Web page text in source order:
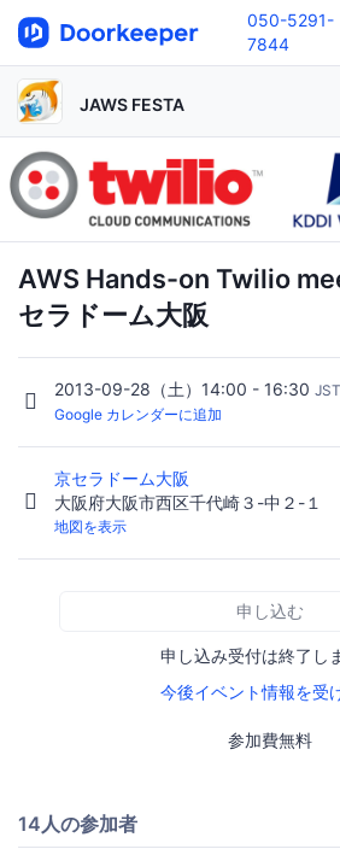
050-5291-
7844
JAWS FESTA
AWS Hands-on Twilio
セラドーム大阪
2013-09-28（土）14:00 - 16:30 JST
Google カレンダーに追加
京セラドーム大阪
大阪府大阪市西区千代崎３-中２-１
地図を表示
申し込む
申し込み受付は終了し
今後イベント情報を受
参加費無料
14人の参加者